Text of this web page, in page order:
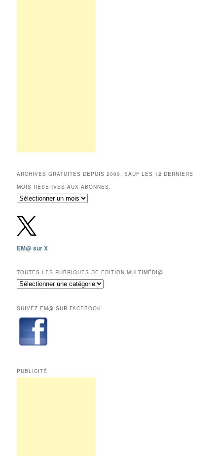
ARCHIVES GRATUITES DEPUIS 2009, SAUF LES 12 DERNIERS
MOIS RÉSERVÉS AUX ABONNÉS.
Archives
depuis
2009,
sauf
les
mois
réservés
aux
EM@ sur X
TOUTES LES RUBRIQUES DE EDITION MULTIMÉDI@
Toutes
de
Edition
Multimédi@
SUIVEZ EM@ SUR FACEBOOK
PUBLICITÉ